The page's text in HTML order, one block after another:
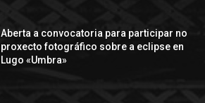
Aberta a convocatoria para participar no
proxecto fotográfico sobre a eclipse en
Lugo «Umbra»